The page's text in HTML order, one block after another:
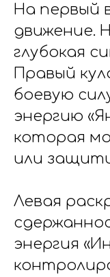
На первый
движение.
глубокая
Правый
боевую
энергию
которая
или
Левая
энергия